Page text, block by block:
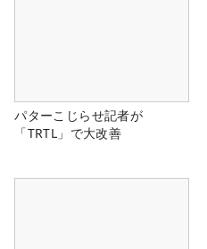
パターこじらせ記者が
「TRTL」で大改善